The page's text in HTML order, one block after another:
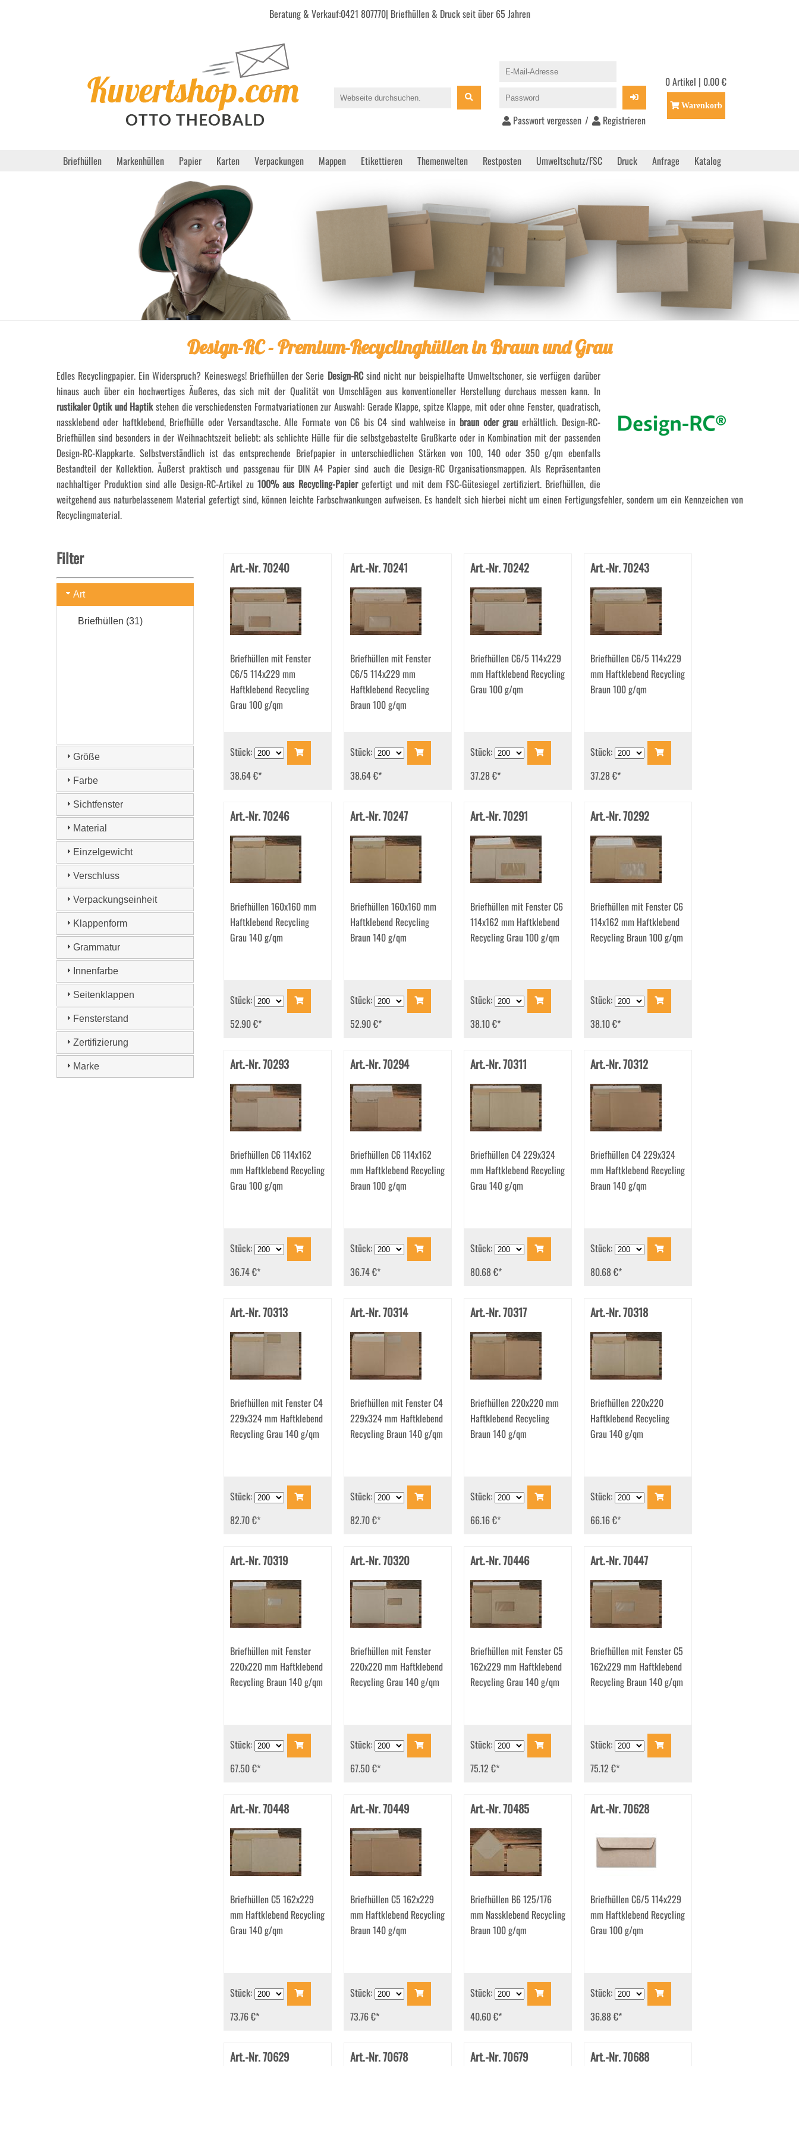
Beratung & Verkauf:0421 807770| Briefhüllen & Druck seit über 65 Jahren
Passwort vergessen / Registrieren
0 Artikel | 0.00 €
Warenkorb
Briefhüllen Markenhüllen Papier Karten Verpackungen Mappen Etikettieren Themenwelten Restposten Umweltschutz/FSC Druck Anfrage Katalog
Design-RC - Premium-Recyclinghüllen in Braun und Grau
Edles Recyclingpapier. Ein Widerspruch? Keineswegs! Briefhüllen der Serie Design-RCsind nicht nur beispielhafte Umweltschoner, sie verfügen darüber
hinaus auch über ein hochwertiges Äußeres, das sich mit der Qualität von Umschlägen aus konventioneller Herstellung durchaus messen kann. In
rustikaler Optik und Haptikstehen die verschiedensten Formatvariationen zur Auswahl: Gerade Klappe, spitze Klappe, mit oder ohne Fenster, quadratisch,
nassklebend oder haftklebend, Briefhülle oder Versandtasche. Alle Formate von C6 bis C4 sind wahlweise in braun oder grau erhältlich. Design-RC-
Briefhüllen sind besonders in der Weihnachtszeit beliebt; als schlichte Hülle für die selbstgebastelte Grußkarte oder in Kombination mit der passenden
Design-RC-Klappkarte. Selbstverständlich ist das entsprechende Briefpapier in unterschiedlichen Stärken von 100, 140 oder 350 g/qm ebenfalls
Bestandteil der Kollektion. Äußerst praktisch und passgenau für DIN A4 Papier sind auch die Design-RC Organisationsmappen. Als Repräsentanten
nachhaltiger Produktion sind alle Design-RC-Artikel zu100% aus Recycling-Papiergefertigt und mit dem FSC-Gütesiegel zertifiziert. Briefhüllen, die
weitgehend aus naturbelassenem Material gefertigt sind, können leichte Farbschwankungen aufweisen. Es handelt sich hierbei nicht um einen Fertigungsfehler, sondern um ein Kennzeichen von
Recyclingmaterial.
Filter
Art
Briefhüllen (31)
Größe
Farbe
Sichtfenster
Material
Einzelgewicht
Verschluss
Verpackungseinheit
Klappenform
Grammatur
Innenfarbe
Seitenklappen
Fensterstand
Zertifizierung
Marke
Art.-Nr. 70240
Briefhüllen mit Fenster
C6/5 114x229 mm
Haftklebend Recycling
Grau 100 g/qm
Stück:
38.64 €*
Art.-Nr. 70241
Briefhüllen mit Fenster
C6/5 114x229 mm
Haftklebend Recycling
Braun 100 g/qm
Stück:
38.64 €*
Art.-Nr. 70242
Briefhüllen C6/5 114x229
mm Haftklebend Recycling
Grau 100 g/qm
Stück:
37.28 €*
Art.-Nr. 70243
Briefhüllen C6/5 114x229
mm Haftklebend Recycling
Braun 100 g/qm
Stück:
37.28 €*
Art.-Nr. 70246
Briefhüllen 160x160 mm
Haftklebend Recycling
Grau 140 g/qm
Stück:
52.90 €*
Art.-Nr. 70247
Briefhüllen 160x160 mm
Haftklebend Recycling
Braun 140 g/qm
Stück:
52.90 €*
Art.-Nr. 70291
Briefhüllen mit Fenster C6
114x162 mm Haftklebend
Recycling Grau 100 g/qm
Stück:
38.10 €*
Art.-Nr. 70292
Briefhüllen mit Fenster C6
114x162 mm Haftklebend
Recycling Braun 100 g/qm
Stück:
38.10 €*
Art.-Nr. 70293
Briefhüllen C6 114x162
mm Haftklebend Recycling
Grau 100 g/qm
Stück:
36.74 €*
Art.-Nr. 70294
Briefhüllen C6 114x162
mm Haftklebend Recycling
Braun 100 g/qm
Stück:
36.74 €*
Art.-Nr. 70311
Briefhüllen C4 229x324
mm Haftklebend Recycling
Grau 140 g/qm
Stück:
80.68 €*
Art.-Nr. 70312
Briefhüllen C4 229x324
mm Haftklebend Recycling
Braun 140 g/qm
Stück:
80.68 €*
Art.-Nr. 70313
Briefhüllen mit Fenster C4
229x324 mm Haftklebend
Recycling Grau 140 g/qm
Stück:
82.70 €*
Art.-Nr. 70314
Briefhüllen mit Fenster C4
229x324 mm Haftklebend
Recycling Braun 140 g/qm
Stück:
82.70 €*
Art.-Nr. 70317
Briefhüllen 220x220 mm
Haftklebend Recycling
Braun 140 g/qm
Stück:
66.16 €*
Art.-Nr. 70318
Briefhüllen 220x220
Haftklebend Recycling
Grau 140 g/qm
Stück:
66.16 €*
Art.-Nr. 70319
Briefhüllen mit Fenster
220x220 mm Haftklebend
Recycling Braun 140 g/qm
Stück:
67.50 €*
Art.-Nr. 70320
Briefhüllen mit Fenster
220x220 mm Haftklebend
Recycling Grau 140 g/qm
Stück:
67.50 €*
Art.-Nr. 70446
Briefhüllen mit Fenster C5
162x229 mm Haftklebend
Recycling Grau 140 g/qm
Stück:
75.12 €*
Art.-Nr. 70447
Briefhüllen mit Fenster C5
162x229 mm Haftklebend
Recycling Braun 140 g/qm
Stück:
75.12 €*
Art.-Nr. 70448
Briefhüllen C5 162x229
mm Haftklebend Recycling
Grau 140 g/qm
Stück:
73.76 €*
Art.-Nr. 70449
Briefhüllen C5 162x229
mm Haftklebend Recycling
Braun 140 g/qm
Stück:
73.76 €*
Art.-Nr. 70485
Briefhüllen B6 125/176
mm Nassklebend Recycling
Braun 100 g/qm
Stück:
40.60 €*
Art.-Nr. 70628
Briefhüllen C6/5 114x229
mm Haftklebend Recycling
Grau 100 g/qm
Stück:
36.88 €*
Art.-Nr. 70629 Art.-Nr. 70678 Art.-Nr. 70679 Art.-Nr. 70688